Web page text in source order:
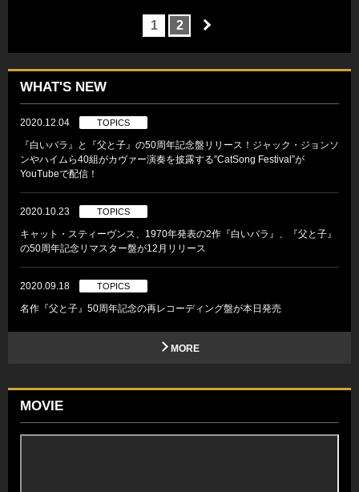
1 2
WHAT'S NEW
2020.12.04 TOPICS
『白いバラ』と『父と子』の50周年記念盤リリース！ジャック・ジョンソ
ンやハイムら40組がカヴァー演奏を披露する”CatSong Festival”が
YouTubeで配信！
2020.10.23 TOPICS
キャット・スティーヴンス、1970年発表の2作『白いバラ』、『父と子』
の50周年記念リマスター盤が12月リリース
2020.09.18 TOPICS
名作『父と子』50周年記念の再レコーディング盤が本日発売
MORE
MOVIE